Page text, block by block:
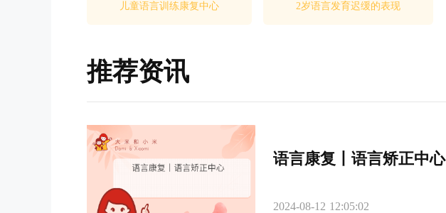
儿童语言训练康复中心 2岁语言发育迟缓的表现
推荐资讯
语言康复丨语言矫正中心
2024-08-12 12:05:02